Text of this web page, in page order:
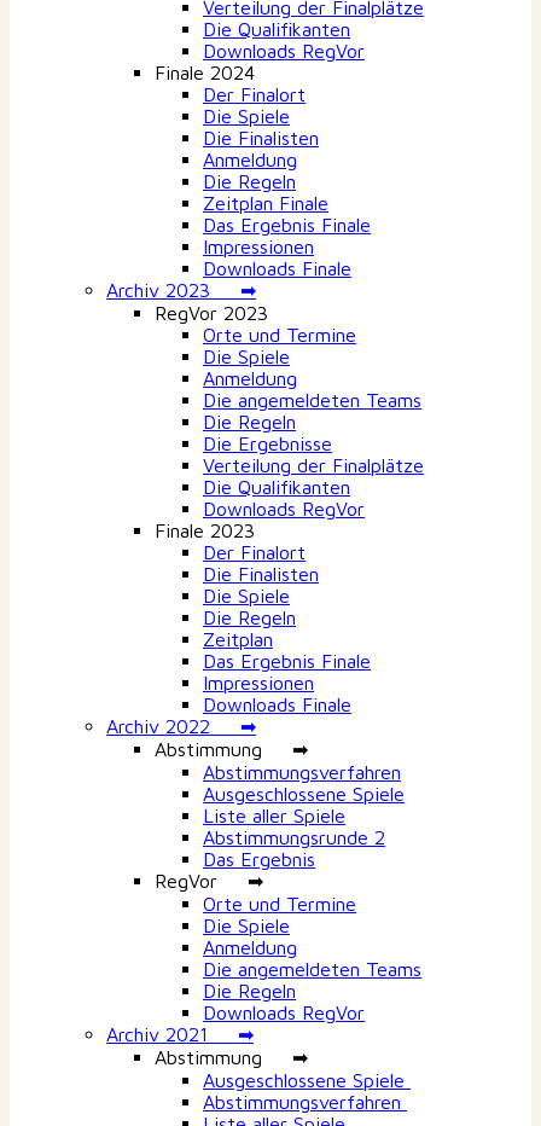
Verteilung der Finalplätze
Die Qualifikanten
Downloads RegVor
Finale 2024
Der Finalort
Die Spiele
Die Finalisten
Anmeldung
Die Regeln
Zeitplan Finale
Das Ergebnis Finale
Impressionen
Downloads Finale
Archiv 2023 ➡
RegVor 2023
Orte und Termine
Die Spiele
Anmeldung
Die angemeldeten Teams
Die Regeln
Die Ergebnisse
Verteilung der Finalplätze
Die Qualifikanten
Downloads RegVor
Finale 2023
Der Finalort
Die Finalisten
Die Spiele
Die Regeln
Zeitplan
Das Ergebnis Finale
Impressionen
Downloads Finale
Archiv 2022 ➡
Abstimmung ➡
Abstimmungsverfahren
Ausgeschlossene Spiele
Liste aller Spiele
Abstimmungsrunde 2
Das Ergebnis
RegVor ➡
Orte und Termine
Die Spiele
Anmeldung
Die angemeldeten Teams
Die Regeln
Downloads RegVor
Archiv 2021 ➡
Abstimmung ➡
Ausgeschlossene Spiele
Abstimmungsverfahren